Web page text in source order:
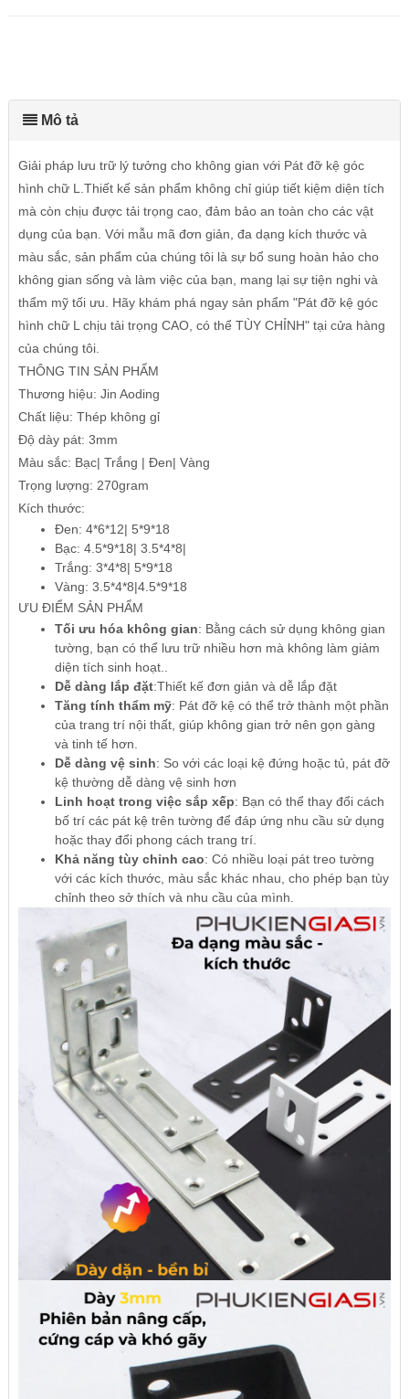
Mô tả
Giải pháp lưu trữ lý tưởng cho không gian với Pát đỡ kệ góc
hình chữ L.Thiết kế sản phẩm không chỉ giúp tiết kiệm diện tích
mà còn chịu được tải trọng cao, đảm bảo an toàn cho các vật
dụng của bạn. Với mẫu mã đơn giản, đa dạng kích thước và
màu sắc, sản phẩm của chúng tôi là sự bổ sung hoàn hảo cho
không gian sống và làm việc của bạn, mang lại sự tiện nghi và
thẩm mỹ tối ưu. Hãy khám phá ngay sản phẩm "Pát đỡ kệ góc
hình chữ L chịu tải trọng CAO, có thể TÙY CHỈNH" tại cửa hàng
của chúng tôi.
THÔNG TIN SẢN PHẨM
Thương hiệu: Jin Aoding
Chất liệu: Thép không gỉ
Độ dày pát: 3mm
Màu sắc: Bạc| Trắng | Đen| Vàng
Trọng lượng: 270gram
Kích thước:
Đen: 4*6*12| 5*9*18
Bạc: 4.5*9*18| 3.5*4*8|
Trắng: 3*4*8| 5*9*18
Vàng: 3.5*4*8|4.5*9*18
ƯU ĐIỂM SẢN PHẨM
Tối ưu hóa không gian: Bằng cách sử dụng không gian
tường, bạn có thể lưu trữ nhiều hơn mà không làm giảm
diện tích sinh hoạt..
Dễ dàng lắp đặt:Thiết kế đơn giản và dễ lắp đặt
Tăng tính thẩm mỹ: Pát đỡ kệ có thể trở thành một phần
của trang trí nội thất, giúp không gian trở nên gọn gàng
và tinh tế hơn.
Dễ dàng vệ sinh: So với các loại kệ đứng hoặc tủ, pát đỡ
kệ thường dễ dàng vệ sinh hơn
Linh hoạt trong việc sắp xếp: Bạn có thể thay đổi cách
bố trí các pát kệ trên tường để đáp ứng nhu cầu sử dụng
hoặc thay đổi phong cách trang trí.
Khả năng tùy chỉnh cao: Có nhiều loại pát treo tường
với các kích thước, màu sắc khác nhau, cho phép bạn tùy
chỉnh theo sở thích và nhu cầu của mình.